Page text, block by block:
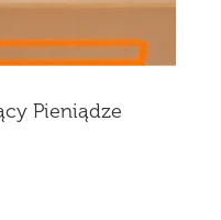
Pieniądze